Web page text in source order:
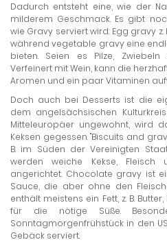
Dadurch entsteht eine, wie der
milderem Geschmack. Es gibt
wie Gravy serviert wird: Egg gravy
während vegetable gravy eine
bieten. Seien es Pilze,
Verfeinert mit Wein, kann die
Aromen und ein paar Vitaminen
Doch auch bei Desserts ist die
dem angelsächsischen
Mitteleuropäer ungewohnt, wird
Keksen gegessen. "Biscuits and
B. im Süden der Vereinigten
werden weiche Kekse,
angerichtet. Chocolate gravy ist
Sauce, die aber ohne den
enthält meistens ein Fett, z. B.
für die nötige Süße.
Sonntagmorgenfrühstück in den
Gebäck serviert.